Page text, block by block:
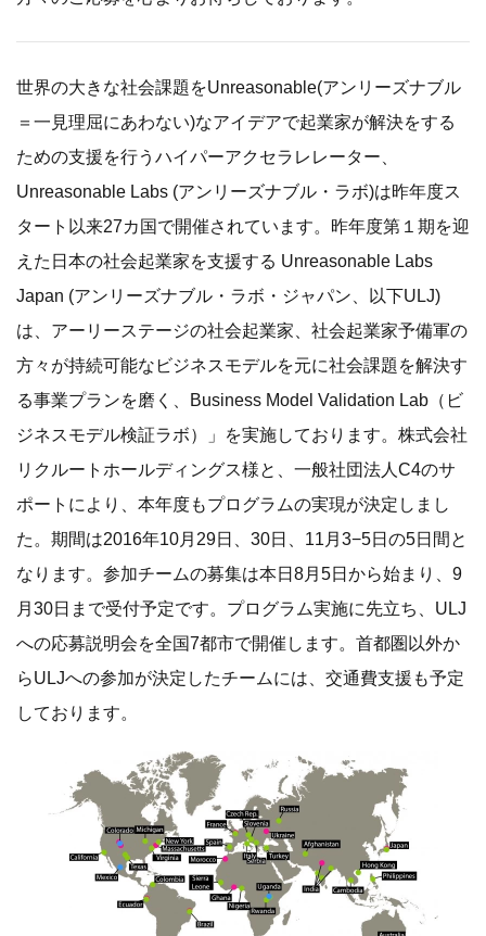
世界の大きな社会課題をUnreasonable(アンリーズナブル
＝一見理屈にあわない)なアイデアで起業家が解決をする
ための支援を行うハイパーアクセラレレーター、
Unreasonable Labs (アンリーズナブル・ラボ)は昨年度ス
タート以来27カ国で開催されています。昨年度第１期を迎
えた日本の社会起業家を支援する Unreasonable Labs
Japan (アンリーズナブル・ラボ・ジャパン、以下ULJ)
は、アーリーステージの社会起業家、社会起業家予備軍の
方々が持続可能なビジネスモデルを元に社会課題を解決す
る事業プランを磨く、Business Model Validation Lab（ビ
ジネスモデル検証ラボ）」を実施しております。株式会社
リクルートホールディングス様と、一般社団法人C4のサ
ポートにより、本年度もプログラムの実現が決定しまし
た。期間は2016年10月29日、30日、11月3−5日の5日間と
なります。参加チームの募集は本日8月5日から始まり、9
月30日まで受付予定です。プログラム実施に先立ち、ULJ
への応募説明会を全国7都市で開催します。首都圏以外か
らULJへの参加が決定したチームには、交通費支援も予定
しております。